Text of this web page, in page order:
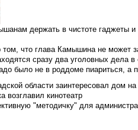
держать в чистоте гаджеты
том, что глава Камышина не может
сразу два уголовных дела
было не в роддоме пиариться, а
области заинтересовал дом
возглавил кинотеатр
"методичку" для